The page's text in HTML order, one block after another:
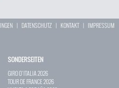
| DATENSCHUTZ | KONTAKT| IMPRESSUM
SONDERSEITEN
GIRO D`ITALIA 2026
TOUR DE FRANCE 2026